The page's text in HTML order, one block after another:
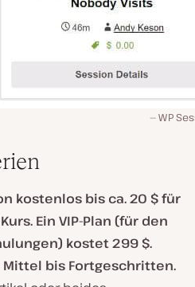
WP
kostenlos bis ca. 20 $ für
Ein VIP-Plan (für den
kostet 299 $.
Mittel bis Fortgeschritten.